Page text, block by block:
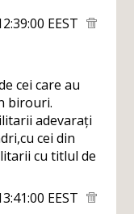
EEST
cei care au
birouri.
adevarați
cei din
cu titlul de
EEST